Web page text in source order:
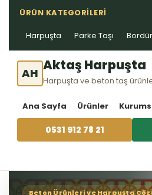
ÜRÜN KATEGORILERI
Harpuşta Parke Taşı Bordür
AH Aktaş Harpuşta
Harpuşta ve beton taş
Ana Sayfa Ürünler
0531 912 78 21